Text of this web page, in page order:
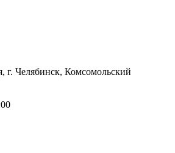
г. Челябинск, Комсомольский